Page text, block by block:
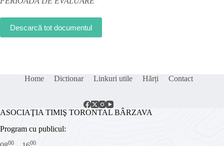
Descarcă tot documentul
Home Dictionar Linkuri utile Hărți Contact
ASOCIAŢIA TIMIŞ TORONTAL BÂRZAVA
Program cu publicul:
00 00